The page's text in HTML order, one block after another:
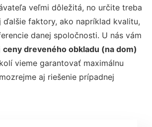
veľmi dôležitá, no určite treba
ďalšie faktory, ako napríklad kvalitu,
danej spoločnosti. U nás vám
ceny dreveného obkladu (na dom)
vieme garantovať maximálnu
aj riešenie prípadnej